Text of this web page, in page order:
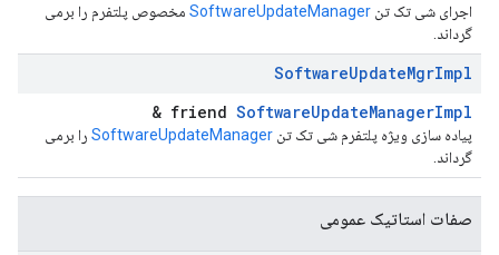
اجرای شی تک تن SoftwareUpdateManager مخصوص پلتفرم را برمی
گرداند.
SoftwareUpdateMgrImpl
friend SoftwareUpdateManagerImpl
&
پیاده سازی ویژه پلتفرم شی تک تن SoftwareUpdateManager را برمی
گرداند.
صفات استاتیک عمومی